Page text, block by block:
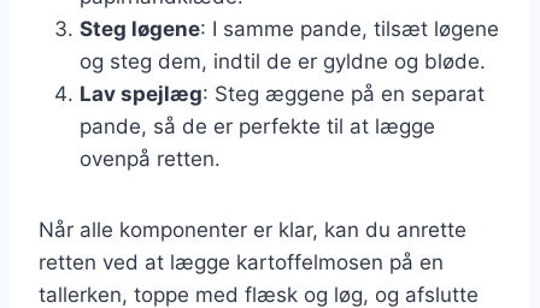
Steg løgene: I samme pande, tilsæt løgene
og steg dem, indtil de er gyldne og bløde.
Lav spejlæg: Steg æggene på en separat
pande, så de er perfekte til at lægge
ovenpå retten.
Når alle komponenter er klar, kan du anrette
retten ved at lægge kartoffelmosen på en
tallerken, toppe med flæsk og løg, og afslutte